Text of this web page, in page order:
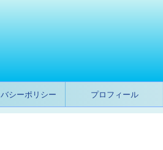
シーポリシー プロフィール